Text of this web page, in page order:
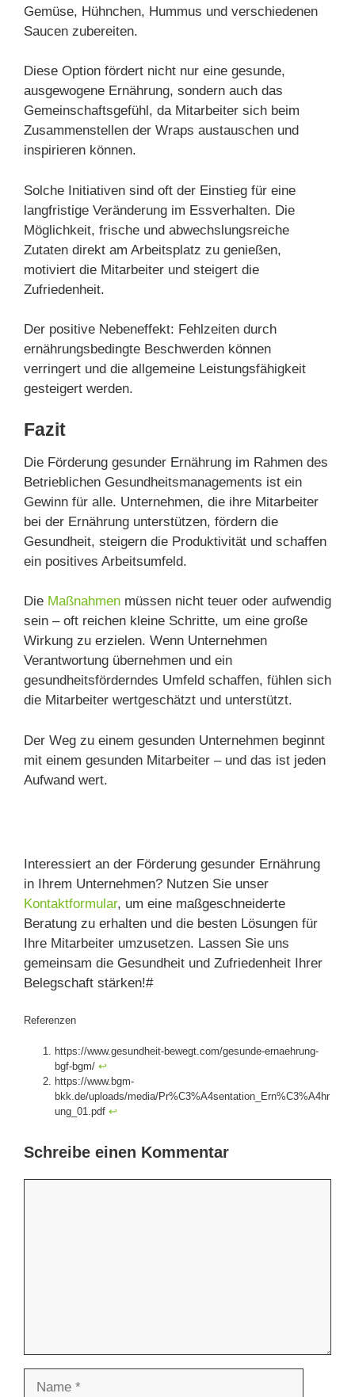
Gemüse, Hühnchen, Hummus und verschiedenen
Saucen zubereiten.
Diese Option fördert nicht nur eine gesunde,
ausgewogene Ernährung, sondern auch das
Gemeinschaftsgefühl, da Mitarbeiter sich beim
Zusammenstellen der Wraps austauschen und
inspirieren können.
Solche Initiativen sind oft der Einstieg für eine
langfristige Veränderung im Essverhalten. Die
Möglichkeit, frische und abwechslungsreiche
Zutaten direkt am Arbeitsplatz zu genießen,
motiviert die Mitarbeiter und steigert die
Zufriedenheit.
Der positive Nebeneffekt: Fehlzeiten durch
ernährungsbedingte Beschwerden können
verringert und die allgemeine Leistungsfähigkeit
gesteigert werden.
Fazit
Die Förderung gesunder Ernährung im Rahmen des
Betrieblichen Gesundheitsmanagements ist ein
Gewinn für alle. Unternehmen, die ihre Mitarbeiter
bei der Ernährung unterstützen, fördern die
Gesundheit, steigern die Produktivität und schaffen
ein positives Arbeitsumfeld.
Die Maßnahmen müssen nicht teuer oder aufwendig
sein – oft reichen kleine Schritte, um eine große
Wirkung zu erzielen. Wenn Unternehmen
Verantwortung übernehmen und ein
gesundheitsförderndes Umfeld schaffen, fühlen sich
die Mitarbeiter wertgeschätzt und unterstützt.
Der Weg zu einem gesunden Unternehmen beginnt
mit einem gesunden Mitarbeiter – und das ist jeden
Aufwand wert.
Interessiert an der Förderung gesunder Ernährung
in Ihrem Unternehmen? Nutzen Sie unser
Kontaktformular, um eine maßgeschneiderte
Beratung zu erhalten und die besten Lösungen für
Ihre Mitarbeiter umzusetzen. Lassen Sie uns
gemeinsam die Gesundheit und Zufriedenheit Ihrer
Belegschaft stärken!#
Referenzen
https://www.gesundheit-bewegt.com/gesunde-ernaehrung-
bgf-bgm/ ↩︎
https://www.bgm-
bkk.de/uploads/media/Pr%C3%A4sentation_Ern%C3%A4hr
ung_01.pdf ↩︎
Schreibe einen Kommentar